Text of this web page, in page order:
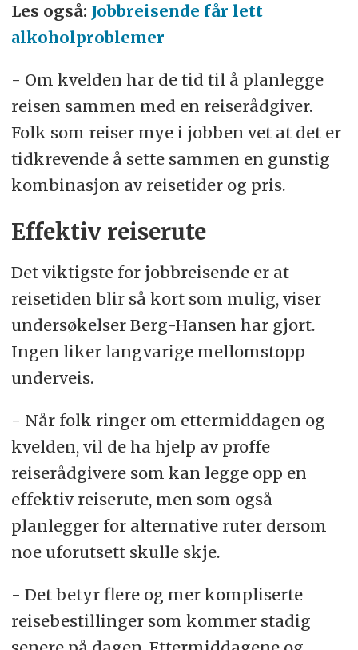
Les også: Jobbreisende får lett
alkoholproblemer
- Om kvelden har de tid til å planlegge
reisen sammen med en reiserådgiver.
Folk som reiser mye i jobben vet at det er
tidkrevende å sette sammen en gunstig
kombinasjon av reisetider og pris.
Effektiv reiserute
Det viktigste for jobbreisende er at
reisetiden blir så kort som mulig, viser
undersøkelser Berg-Hansen har gjort.
Ingen liker langvarige mellomstopp
underveis.
- Når folk ringer om ettermiddagen og
kvelden, vil de ha hjelp av proffe
reiserådgivere som kan legge opp en
effektiv reiserute, men som også
planlegger for alternative ruter dersom
noe uforutsett skulle skje.
- Det betyr flere og mer kompliserte
reisebestillinger som kommer stadig